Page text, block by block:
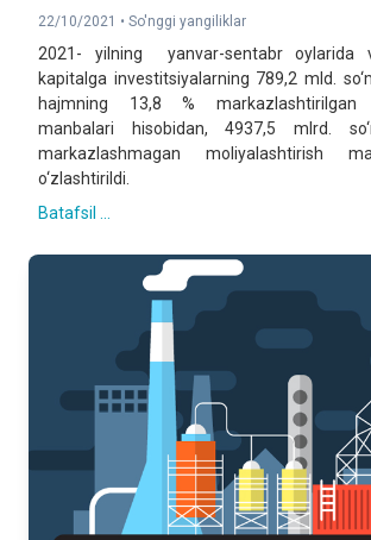
22/10/2021 • So'nggi yangiliklar
2021- yilning yanvar-sentabr oylarida
kapitalga investitsiyalarning 789,2 mld.
hajmning 13,8 % markazlashtirilgan
manbalari hisobidan, 4937,5 mlrd.
markazlashmagan moliyalashtirish
o‘zlashtirildi.
Batafsil ...